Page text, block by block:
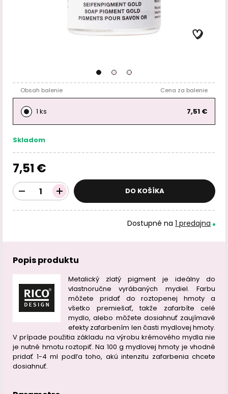
Obsah balenie Cena za balenie
1 ks 7,51 €
Skladom
7,51 €
DO KOŠÍKA
Dostupné na 1 predajna
Popis produktu
Metalický zlatý pigment je ideálny do
vlastnoručne vyrábaných mydiel. Farbu
môžete pridať do roztopenej hmoty a
všetko premiešať, takže zafarbíte celé
mydlo, alebo môžete dosiahnuť zaujímavé
efekty zafarbením len časti mydlovej hmoty.
V prípade použitia základu na výrobu krémového mydla nie
je nutné hmotu roztopiť. Na 100 g mydlovej hmoty je vhodné
pridať 1-4 ml podľa toho, akú intenzitu zafarbenia chcete
dosiahnuť.